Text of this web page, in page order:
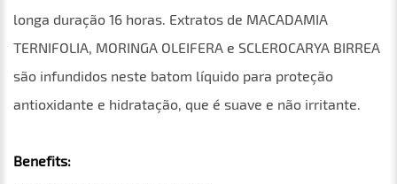
longa duração 16 horas. Extratos de MACADAMIA
TERNIFOLIA, MORINGA OLEIFERA e SCLEROCARYA BIRREA
são infundidos neste batom líquido para proteção
antioxidante e hidratação, que é suave e não irritante.
Benefits: